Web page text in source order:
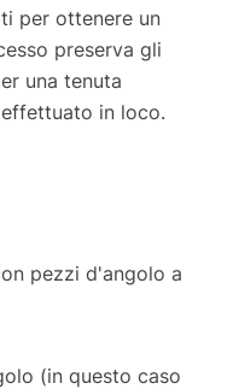
per ottenere un
preserva gli
una tenuta
in loco.
pezzi d'angolo a
(in questo caso